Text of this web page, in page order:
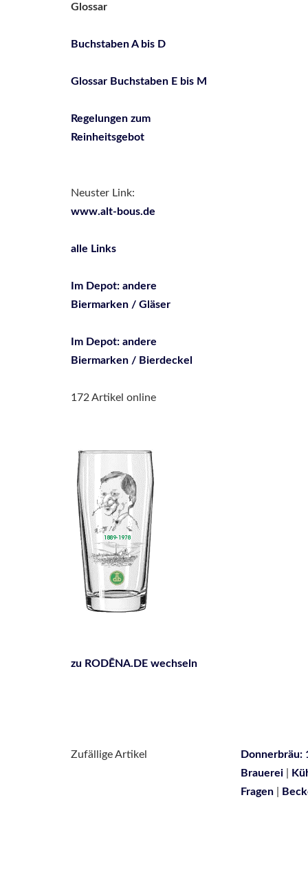
Glossar
Buchstaben A bis D
Glossar Buchstaben E bis M
Regelungen zum
Reinheitsgebot
Neuster Link:
www.alt-bous.de
alle Links
Im Depot: andere
Biermarken / Gläser
Im Depot: andere
Biermarken / Bierdeckel
172 Artikel online
zu RODĒNA.DE wechseln
Zufällige Artikel
Donnerbräu:
Brauerei
Fragen